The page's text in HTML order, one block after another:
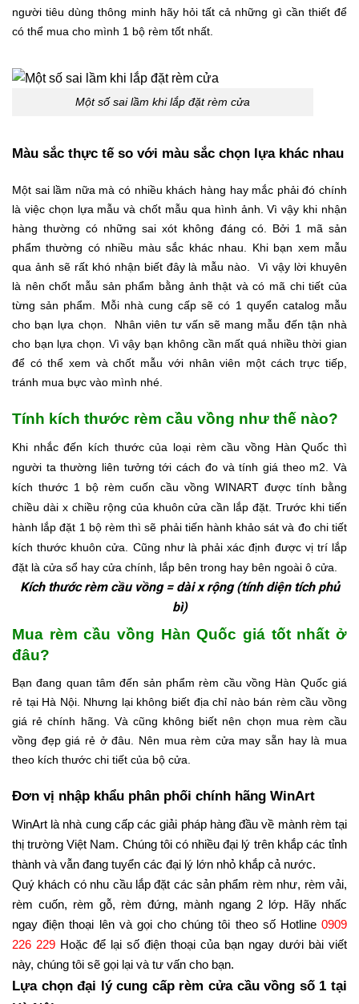
người tiêu dùng thông minh hãy hỏi tất cả những gì cần thiết để
có thể mua cho mình 1 bộ rèm tốt nhất.
Một số sai lầm khi lắp đặt rèm cửa
Màu sắc thực tế so với màu sắc chọn lựa khác nhau
Một sai lầm nữa mà có nhiều khách hàng hay mắc phải đó chính
là việc chọn lựa mẫu và chốt mẫu qua hình ảnh. Vì vậy khi nhận
hàng thường có những sai xót không đáng có. Bởi 1 mã sản
phẩm thường có nhiều màu sắc khác nhau. Khi bạn xem mẫu
qua ảnh sẽ rất khó nhận biết đây là mẫu nào.Vì vậy lời khuyên
là nên chốt mẫu sản phẩm bằng ảnh thật và có mã chi tiết của
từng sản phẩm. Mỗi nhà cung cấp sẽ có 1 quyển catalog mẫu
cho bạn lựa chọn. Nhân viên tư vấn sẽ mang mẫu đến tận nhà
cho bạn lựa chọn. Vì vậy bạn không cần mất quá nhiều thời gian
để có thể xem và chốt mẫu với nhân viên một cách trực tiếp,
tránh mua bực vào mình nhé.
Tính kích thước rèm cầu vồng như thế nào?
Khi nhắc đến kích thước của loại rèm cầu vồng Hàn Quốc thì
người ta thường liên tưởng tới cách đo và tính giá theo m2. Và
kích thước 1 bộ rèm cuốn cầu vồng WINART được tính bằng
chiều dài x chiều rộng của khuôn cửa cần lắp đặt.Trước khi tiến
hành lắp đặt 1 bộ rèm thì sẽ phải tiến hành khảo sát và đo chi tiết
kích thước khuôn cửa. Cũng như là phải xác định được vị trí lắp
đặt là cửa sổ hay cửa chính, lắp bên trong hay bên ngoài ô cửa.
Kích thước rèm cầu vồng = dài x rộng (tính diện tích phủ
bì)
Mua rèm cầu vồng Hàn Quốc giá tốt nhất ở
đâu?
Bạn đang quan tâm đến sản phẩm rèm cầu vồng Hàn Quốc giá
rẻ tại Hà Nội. Nhưng lại không biết địa chỉ nào bán rèm cầu vồng
giá rẻ chính hãng. Và cũng không biết nên chọn mua rèm cầu
vồng đẹp giá rẻ ở đâu. Nên mua rèm cửa may sẵn hay là mua
theo kích thước chi tiết của bộ cửa.
Đơn vị nhập khẩu phân phối chính hãng WinArt
WinArt là nhà cung cấp các giải pháp hàng đầu về mành rèm tại
thị trường Việt Nam. Chúng tôi có nhiều đại lý trên khắp các tỉnh
thành và vẫn đang tuyển các đại lý lớn nhỏ khắp cả nước.
Quý khách có nhu cầu lắp đặt các sản phẩm rèm như, rèm vải,
rèm cuốn, rèm gỗ, rèm đứng, mành ngang 2 lớp. Hãy nhấc
ngay điện thoại lên và gọi cho chúng tôi theo số Hotline 0909
226 229 Hoặc để lại số điện thoại của bạn ngay dưới bài viết
này, chúng tôi sẽ gọi lại và tư vấn cho bạn.
Lựa chọn đại lý cung cấp rèm cửa cầu vồng số 1 tại